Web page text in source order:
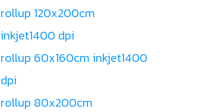
rollup 120x200cm
inkjet1400 dpi
rollup 60x160cm inkjet1400
dpi
rollup 80x200cm